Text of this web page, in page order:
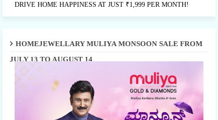
DRIVE HOME HAPPINESS AT JUST ₹1,999 PER MONTH!
HOMEJEWELLARY MULIYA MONSOON SALE FROM
JULY 13 TO AUGUST 14